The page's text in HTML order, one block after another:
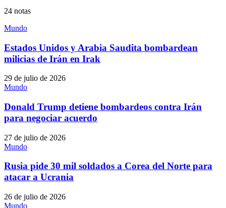
24 notas
Mundo
Estados Unidos y Arabia Saudita bombardean
milicias de Irán en Irak
29 de julio de 2026
Mundo
Donald Trump detiene bombardeos contra Irán
para negociar acuerdo
27 de julio de 2026
Mundo
Rusia pide 30 mil soldados a Corea del Norte para
atacar a Ucrania
26 de julio de 2026
Mundo